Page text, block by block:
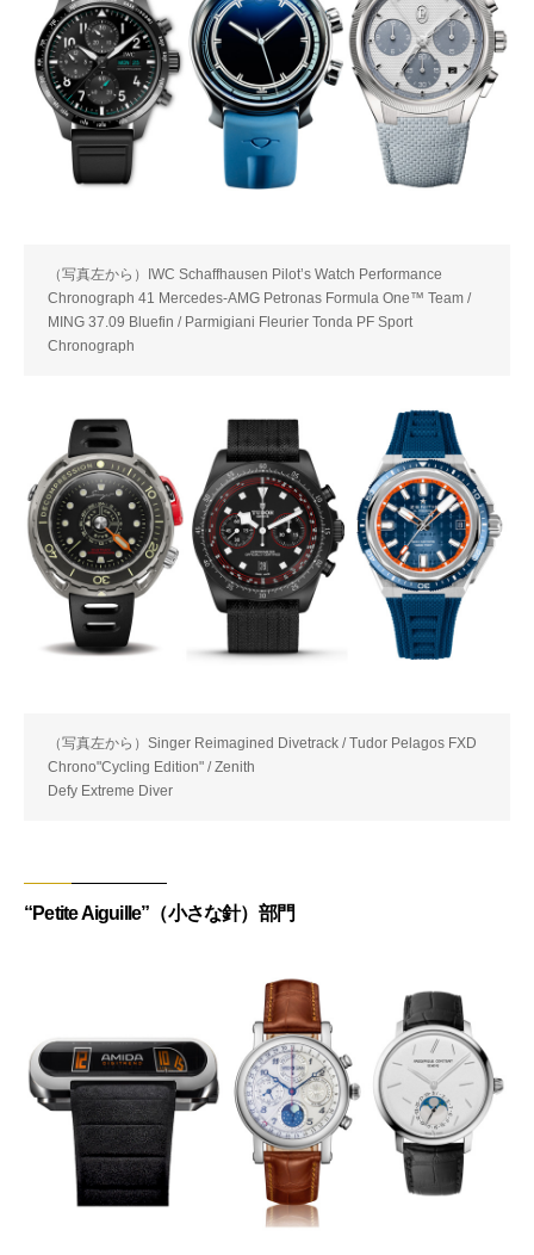
（写真左から）IWC Schaffhausen Pilot’s Watch Performance
Chronograph 41 Mercedes-AMG Petronas Formula One™ Team /
MING 37.09 Bluefin / Parmigiani Fleurier Tonda PF Sport
Chronograph
（写真左から）Singer Reimagined Divetrack / Tudor Pelagos FXD
Chrono"Cycling Edition" / Zenith
Defy Extreme Diver
“Petite Aiguille”（小さな針）部門